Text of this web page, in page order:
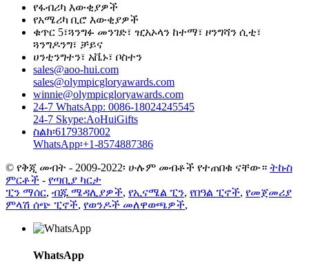
የፋብሪካ እውቂያዎች
የአሜሪካ ቢሮ እውቂያዎች
ቁጥር 5፣ጓንግፉ መንገድ፣ ዢአኦላን ከተማ፣ ዞንግሻን ሲቲ፣
ጓንግዶንግ፣ ቻይና
ሀንቲንግተን፣ አቬኑ፣ ቦስተን
sales@aoo-hui.com
sales@olympicgloryawards.com
winnie@olympicgloryawards.com
24-7 WhatsApp: 0086-18024245545
24-7 Skype:AoHuiGifts
ስልክ፡6179387002
WhatsApp፡+1-8574887386
© የቅጂ መብት - 2009-2022፡ ሁሉም መብቶች የተጠበቁ ናቸው። ትኩስ
ምርቶች - የጣቢያ ካርታ
ፒን ማሰር, ብጁ ሜዳሊያዎች, የኢናሜል ፒን, የበዓል ፒኖች, የመጀመሪያ
ምላሽ ሰጭ ፒኖች, የወንዶች መለዋወጫዎች,
WhatsApp